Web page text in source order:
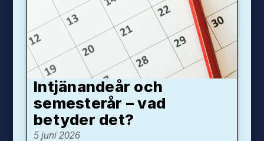
Intjänandeår och
semesterår – vad
betyder det?
5 juni 2026